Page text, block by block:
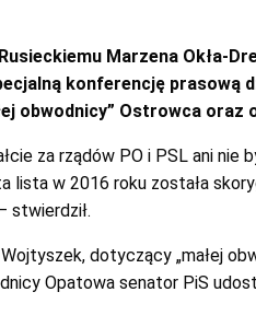
Marzena Okła-
konferencję prasową
obwodnicy” Ostrowca oraz
za rządów PO i PSL ani nie
lista w 2016 roku została
stwierdził.
dotyczący „małej
Opatowa senator PiS